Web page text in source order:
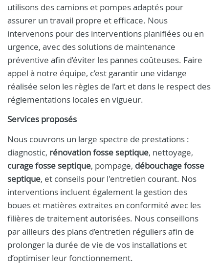
utilisons des camions et pompes adaptés pour
assurer un travail propre et efficace. Nous
intervenons pour des interventions planifiées ou en
urgence, avec des solutions de maintenance
préventive afin d’éviter les pannes coûteuses. Faire
appel à notre équipe, c’est garantir une vidange
réalisée selon les règles de l’art et dans le respect des
réglementations locales en vigueur.
Services proposés
Nous couvrons un large spectre de prestations :
diagnostic, rénovation fosse septique, nettoyage,
curage fosse septique, pompage, débouchage fosse
septique, et conseils pour l'entretien courant. Nos
interventions incluent également la gestion des
boues et matières extraites en conformité avec les
filières de traitement autorisées. Nous conseillons
par ailleurs des plans d’entretien réguliers afin de
prolonger la durée de vie de vos installations et
d’optimiser leur fonctionnement.